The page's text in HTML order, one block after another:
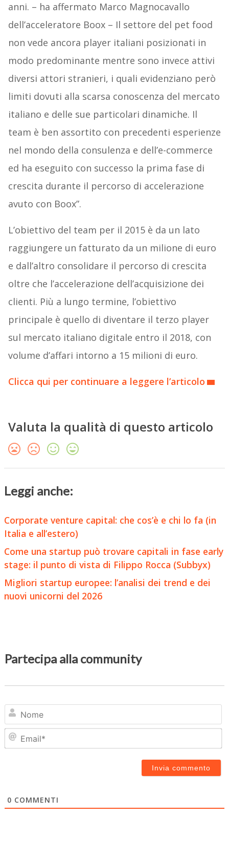
anni. – ha affermato Marco Magnocavallo
dell’acceleratore Boox – Il settore del pet food
non vede ancora player italiani posizionati in
modo predominante mentre sono invece attivi
diversi attori stranieri, i quali evidenziano però
limiti dovuti alla scarsa conoscenza del mercato
italiano e delle sue particolari dinamiche. Il
team è ben assortito con precedenti esperienze
nel mondo della consulenza e dell’e-commerce
ed ha eseguito con successo la prima fase di
crescita durante il percorso di accelerazione
avuto con Boox”.
L’obiettivo del team per il 2015 è da un lato
raggiungere un fatturato da un milione di euro
e dall’altro consolidare il percorso di crescita
oltre che l’accelerazione dell’acquisizione dei
clienti. Più a lungo termine, l’obiettivo
principale è quello di diventare il terzo player
sul mercato italiano digitale entro il 2018, con
volume d’affari intorno a 15 milioni di euro.
Clicca qui per continuare a leggere l’articolo
Valuta la qualità di questo articolo
Leggi anche:
Corporate venture capital: che cos’è e chi lo fa (in
Italia e all’estero)
Come una startup può trovare capitali in fase early
stage: il punto di vista di Filippo Rocca (Subbyx)
Migliori startup europee: l’analisi dei trend e dei
nuovi unicorni del 2026
Partecipa alla community
0 COMMENTI